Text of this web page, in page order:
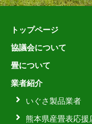
トップページ
協議会について
畳について
業者紹介
いぐさ製品業者
熊本県産畳表応援